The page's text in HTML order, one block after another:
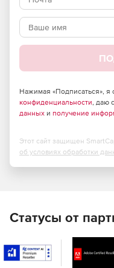
Аудиоустройство
удаленных сессиях.
Нажимая «Подписаться», я
конфиденциальности, даю
данных и получение
Этот сайт защищен
об условиях обработки
Статусы от